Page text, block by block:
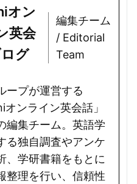
オン
英会
グ
編集チーム
/ Editorial
Team
ープが運営する
オンライン英会話」
編集チーム。英語学
る独自調査やアンケ
、学研書籍をもとに
整理を行い、信頼性